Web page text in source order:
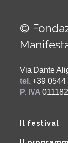
©
Via Dante
tel. +39 0544
P. IVA
Il festival